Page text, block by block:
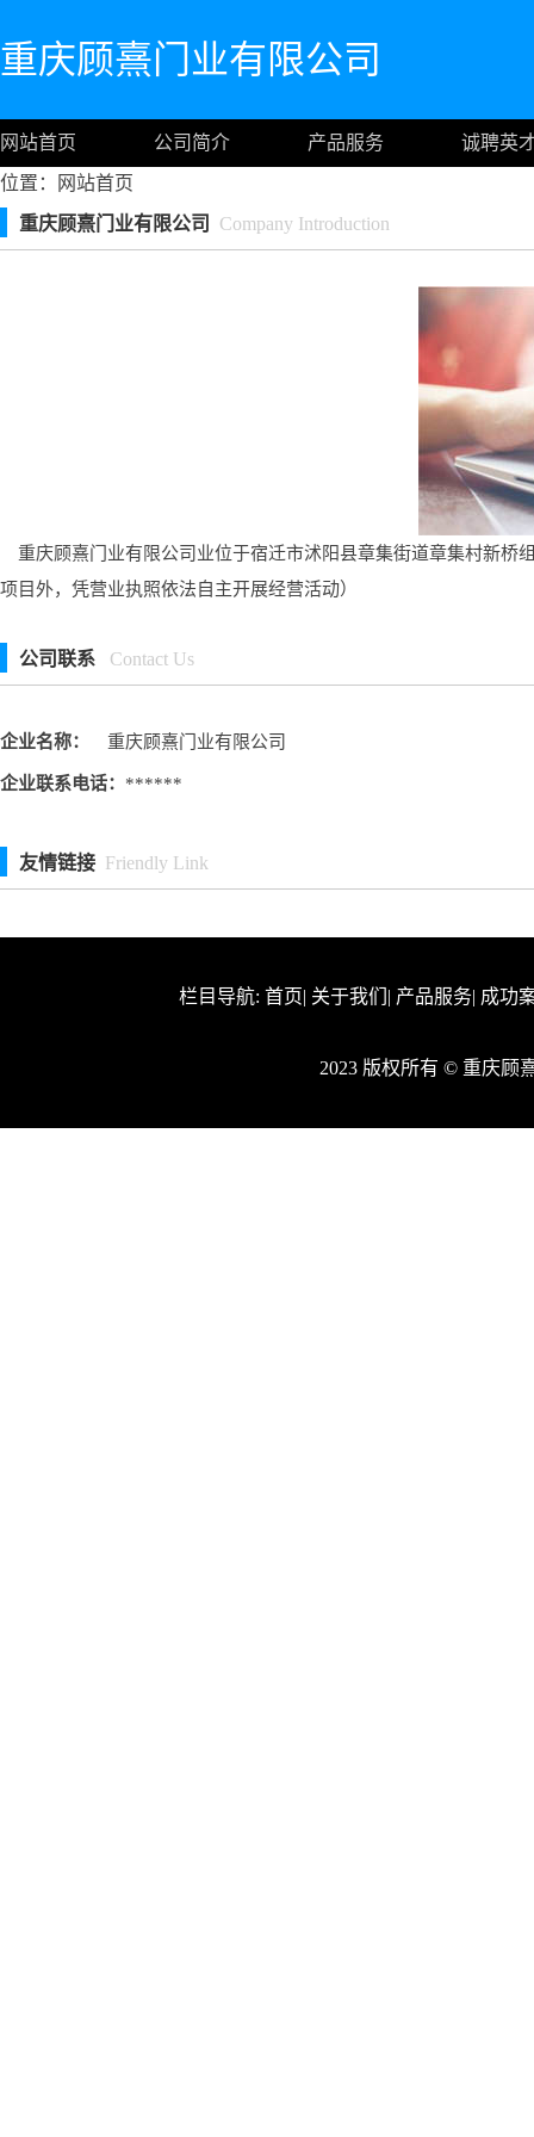
重庆顾熹门业有限公司
网站首页 公司简介 产品服务
诚聘英
位置：
网站首页
重庆顾熹门业有限公司
Company Introduction
重庆顾熹门业有限公司业位于宿迁市沭阳县章集街道章集村新桥
项目外，凭营业执照依法自主开展经营活动）
公司联系 Contact Us
企业名称： 重庆顾熹门业有限公司
企业联系电话： ******
友情链接 Friendly Link
栏目导航: 首页| 关于我们 | 产品服务| 成功
2023 版权所有 © 重庆顾